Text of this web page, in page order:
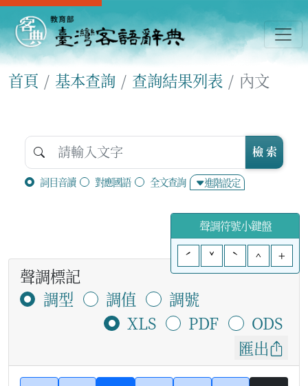
首頁 基本查詢 查詢結果列表 內文
詞目音讀 對應國語 全文查詢 進階設定
檢 索
聲調符號小鍵盤
ˊ
ˇ ˋ ^ +
聲調標記
調型
調值
調號
XLS
PDF
ODS
匯出